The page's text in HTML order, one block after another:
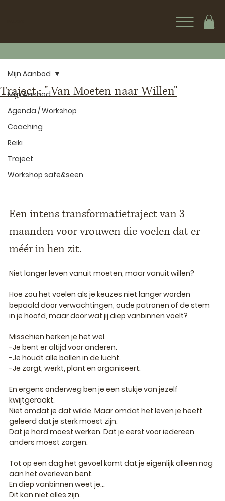
Mijn Aanbod
Agenda / Workshop
Coaching
Reiki
Traject
Workshop safe&seen
Mijn Aanbod
Traject : " Van Moeten naar Willen"
Een intens transformatietraject van 3
maanden voor vrouwen die voelen dat er
méér in hen zit.
Niet langer leven vanuit moeten, maar vanuit willen?
Hoe zou het voelen als je keuzes niet langer worden
bepaald door verwachtingen, oude patronen of de stem
in je hoofd, maar door wat jij diep vanbinnen voelt?
Misschien herken je het wel.
-Je bent er altijd voor anderen.
-Je houdt alle ballen in de lucht.
-Je zorgt, werkt, plant en organiseert.
En ergens onderweg ben je een stukje van jezelf
kwijtgeraakt.
Niet omdat je dat wilde. Maar omdat het leven je heeft
geleerd dat je sterk moest zijn.
Dat je hard moest werken. Dat je eerst voor iedereen
anders moest zorgen.
Tot op een dag het gevoel komt dat je eigenlijk alleen nog
aan het overleven bent.
En diep vanbinnen weet je...
Dit kan niet alles zijn.